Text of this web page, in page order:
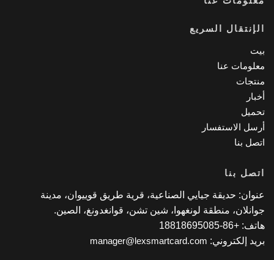
السريع
عنا
الاستفسار
بنا
بنا
حديقة جيايي الصناعية، قرية طريق قوييوان، مدينة
منطقة لونغهوا، شين تشن، قوانغدونغ، الصين.
18818695085
إلكتروني:manager@lexsmartcard.com